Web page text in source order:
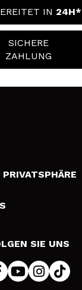
IN 24H*
SICHERE
ZAHLUNG
Datenschutz
SIE UNS